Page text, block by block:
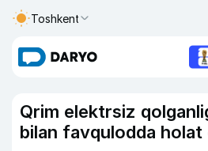
Toshkent
Qrim elektrsiz
bilan favqulodda holat